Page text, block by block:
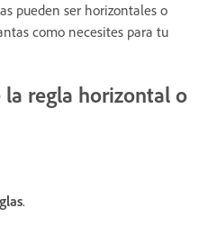
pueden ser horizontales o
como necesites para tu
la regla horizontal o
.